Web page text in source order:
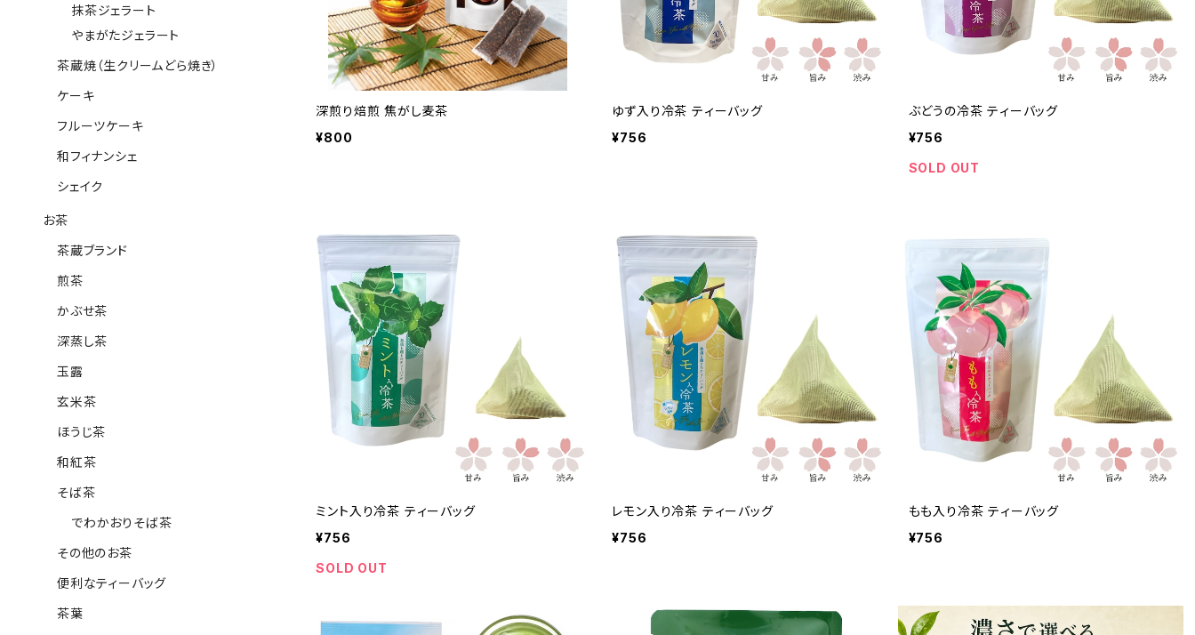
深煎り焙煎 焦がし麦茶
¥800
ゆず入り冷茶 ティーバッグ
¥756
ぶどうの冷茶 ティーバッグ
¥756
SOLD OUT
ミント入り冷茶 ティーバッグ
¥756
SOLD OUT
レモン入り冷茶 ティーバッグ
¥756
もも入り冷茶 ティーバッグ
¥756
抹茶ジェラート
やまがたジェラート
茶蔵焼（生クリームどら焼き）
ケーキ
フルーツケーキ
和フィナンシェ
シェイク
お茶
茶蔵ブランド
煎茶
かぶせ茶
深蒸し茶
玉露
玄米茶
ほうじ茶
和紅茶
そば茶
でわかおりそば茶
その他のお茶
便利なティーバッグ
茶葉